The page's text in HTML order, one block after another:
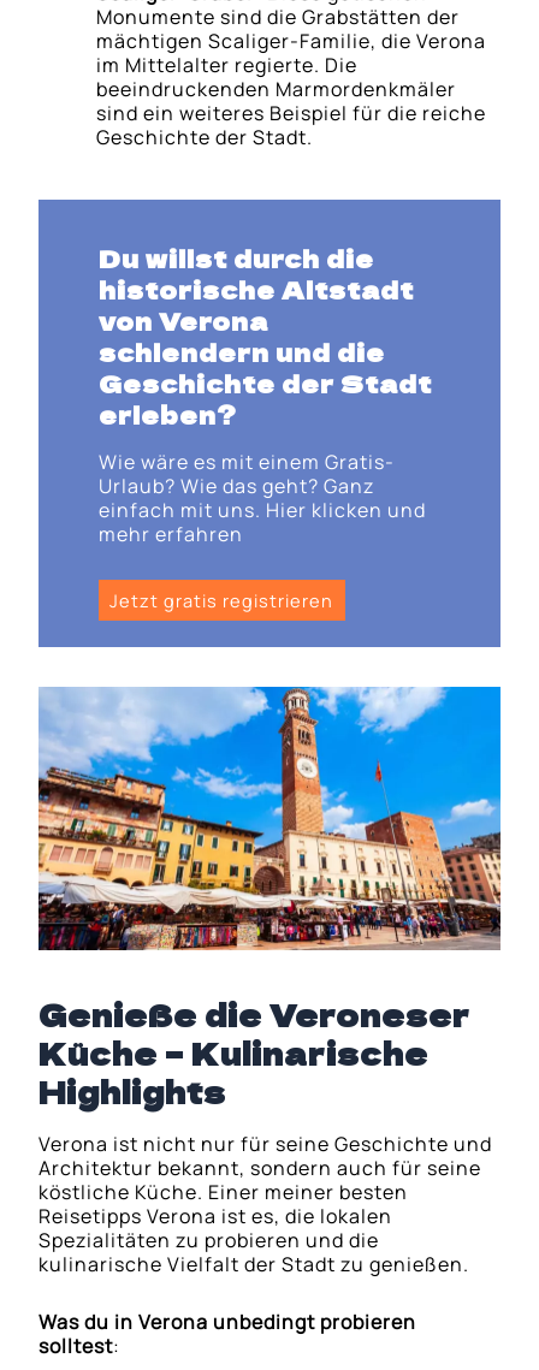
Monumente sind die Grabstätten der
mächtigen Scaliger-Familie, die Verona
im Mittelalter regierte. Die
beeindruckenden Marmordenkmäler
sind ein weiteres Beispiel für die reiche
Geschichte der Stadt.
Du willst durch die
historische Altstadt
von Verona
schlendern und die
Geschichte der Stadt
erleben?
Wie wäre es mit einem Gratis-
Urlaub? Wie das geht? Ganz
einfach mit uns. Hier klicken und
mehr erfahren
Jetzt gratis registrieren
Genieße die Veroneser
Küche – Kulinarische
Highlights
Verona ist nicht nur für seine Geschichte und
Architektur bekannt, sondern auch für seine
köstliche Küche. Einer meiner besten
Reisetipps Verona ist es, die lokalen
Spezialitäten zu probieren und die
kulinarische Vielfalt der Stadt zu genießen.
Was du in Verona unbedingt probieren
solltest: